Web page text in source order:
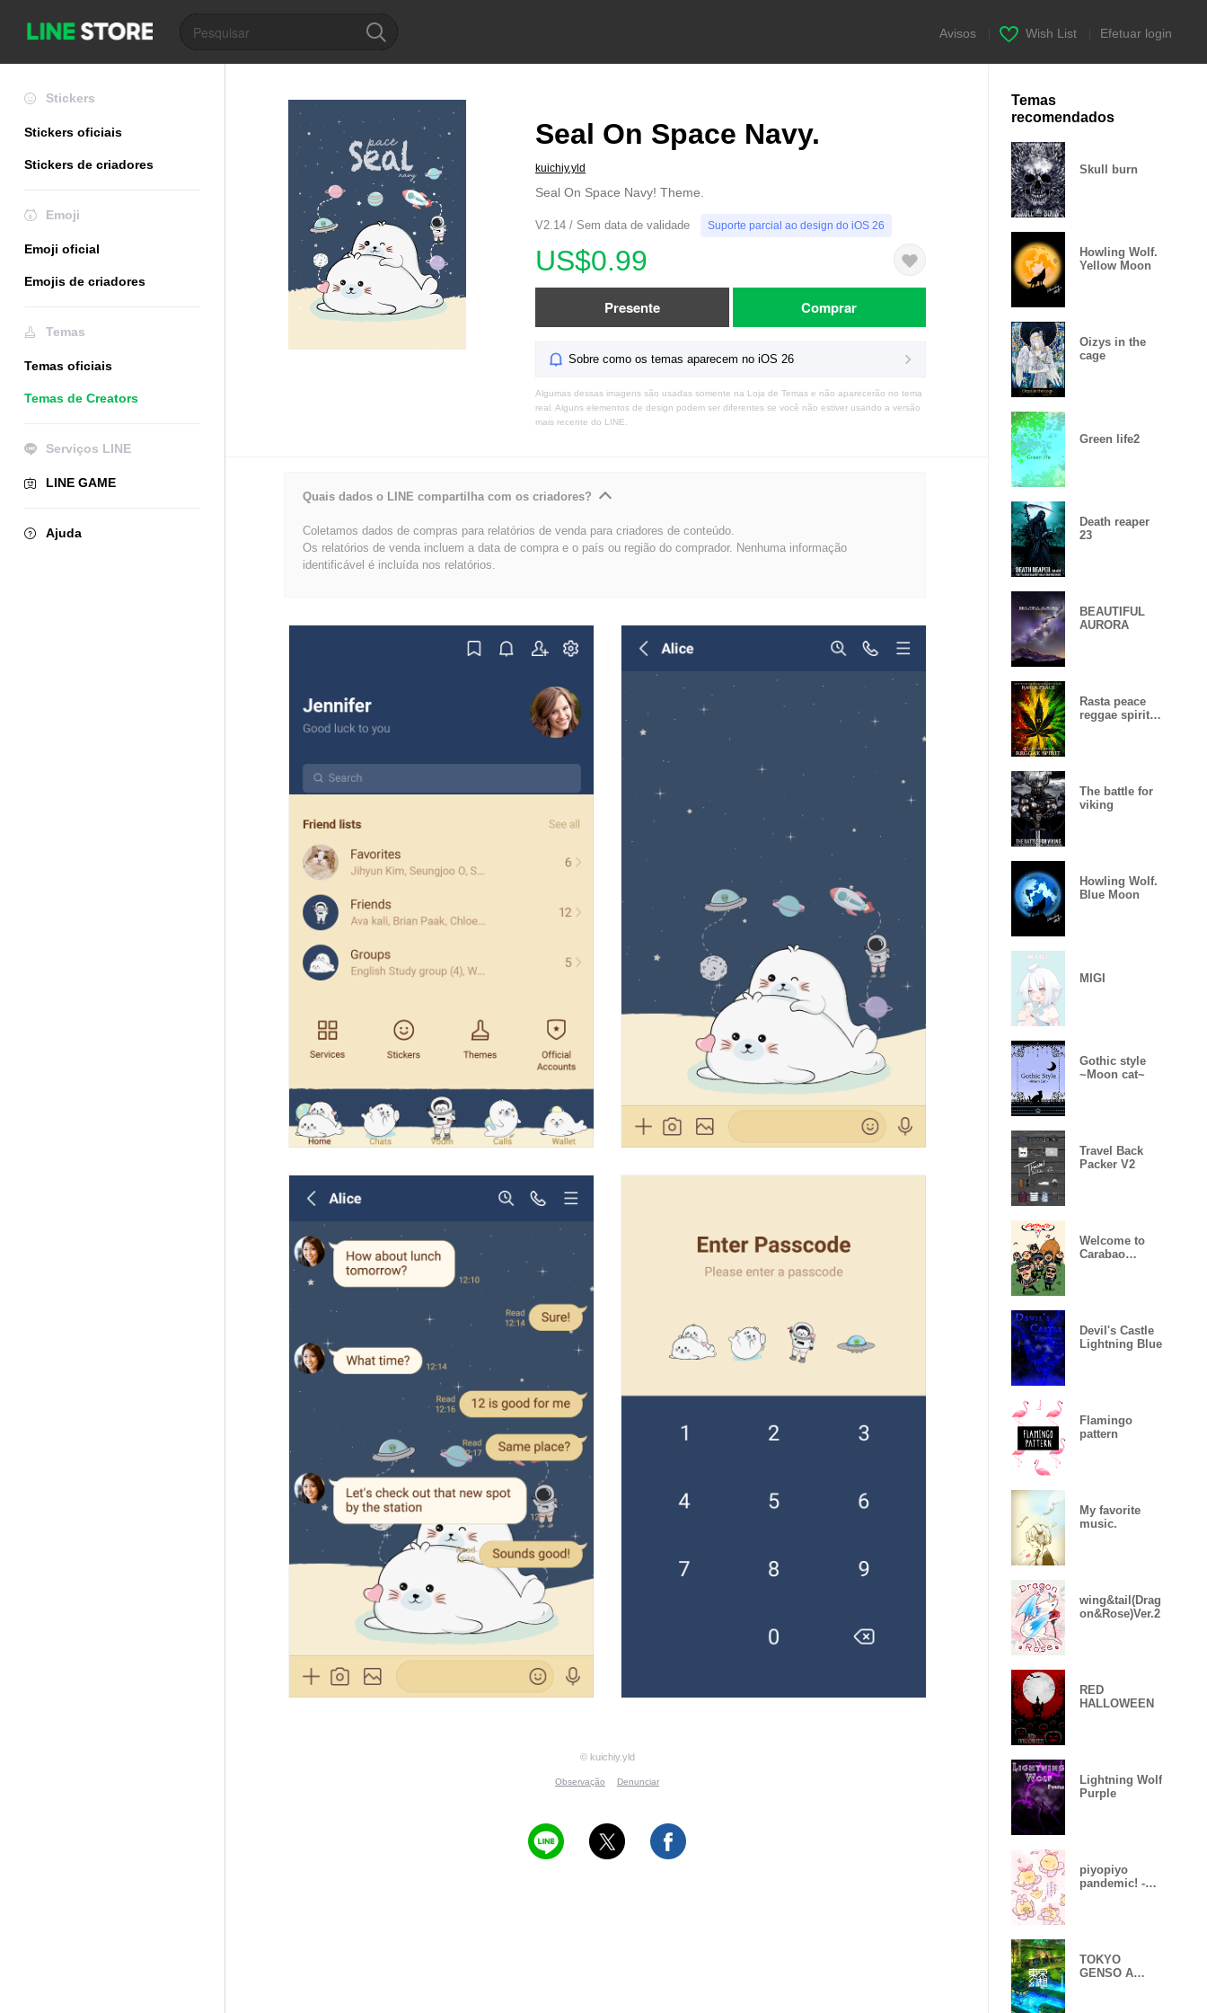
Avisos Wish List Efetuar login
Stickers
Stickers oficiais
Stickers de criadores
Emoji
Emoji oficial
Emojis de criadores
Temas
Temas oficiais
Temas de Creators
Serviços LINE
LINE GAME
Ajuda
Seal On Space Navy.
kuichiy.yld
Seal On Space Navy! Theme.
V2.14 / Sem data de validade Suporte parcial ao design do iOS 26
US$0.99
Presente Comprar
Sobre como os temas aparecem no iOS 26
Algumas dessas imagens são usadas somente na Loja de Temas e não aparecerão no tema
real. Alguns elementos de design podem ser diferentes se você não estiver usando a versão
mais recente do LINE.
Quais dados o LINE compartilha com os criadores?
Coletamos dados de compras para relatórios de venda para criadores de conteúdo.
Os relatórios de venda incluem a data de compra e o país ou região do comprador. Nenhuma informação
identificável é incluída nos relatórios.
© kuichiy.yld
Observação Denunciar
Temas
recomendados
Skull burn
Howling Wolf.
Yellow Moon
Oizys in the
cage
Green life2
Death reaper
23
BEAUTIFUL
AURORA
Rasta peace
reggae spirit
The battle for
viking
Howling Wolf.
Blue Moon
MIGI
Gothic style
~Moon cat~
Travel Back
Packer V2
Welcome to
Carabao
Devil's Castle
Lightning Blue
Flamingo
pattern
My favorite
music.
wing&tail(Drag
on&Rose)Ver.2
RED
HALLOWEEN
Lightning Wolf
Purple
piyopiyo
pandemic! -
TOKYO
GENSO A